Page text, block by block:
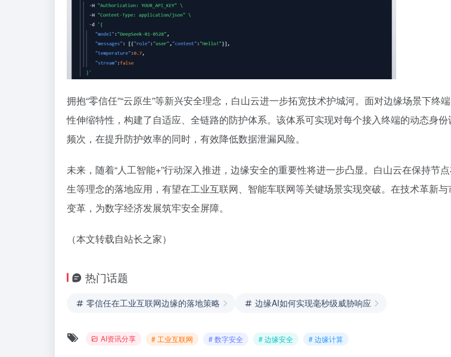
拥抱“零信任”“云原生”等新兴安全理念，白山云进一步拓宽技术护城河。面对边缘场景下
性伸缩特性，构建了自适应、全链路的防护体系。该体系可实现对每个接入终端的动态身
频次，在提升防护效率的同时，有效降低数据泄漏风险。
未来，随着“人工智能+”行动深入推进，边缘安全的重要性将进一步凸显。白山云在保持
生等理念的落地应用，有望在工业互联网、智能车联网等关键场景实现突破。在技术革新
变革，为数字经济发展筑牢安全屏障。
（本文转载自站长之家）
热门话题
零信任在工业互联网边缘的落地策略 边缘AI如何实现毫秒级威胁响应
AI资讯分享 # 工业互联网 # 数字安全 # 边缘安全 # 边缘计算